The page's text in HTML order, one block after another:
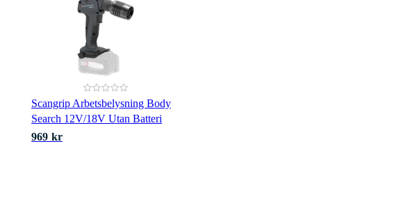
Scangrip Arbetsbelysning Body
Search 12V/18V Utan Batteri
969 kr